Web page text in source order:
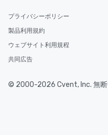
プライバシーポリシー
製品利用規約
ウェブサイト利用規程
共同広告
© 2000-2026 Cvent, Inc. 無断